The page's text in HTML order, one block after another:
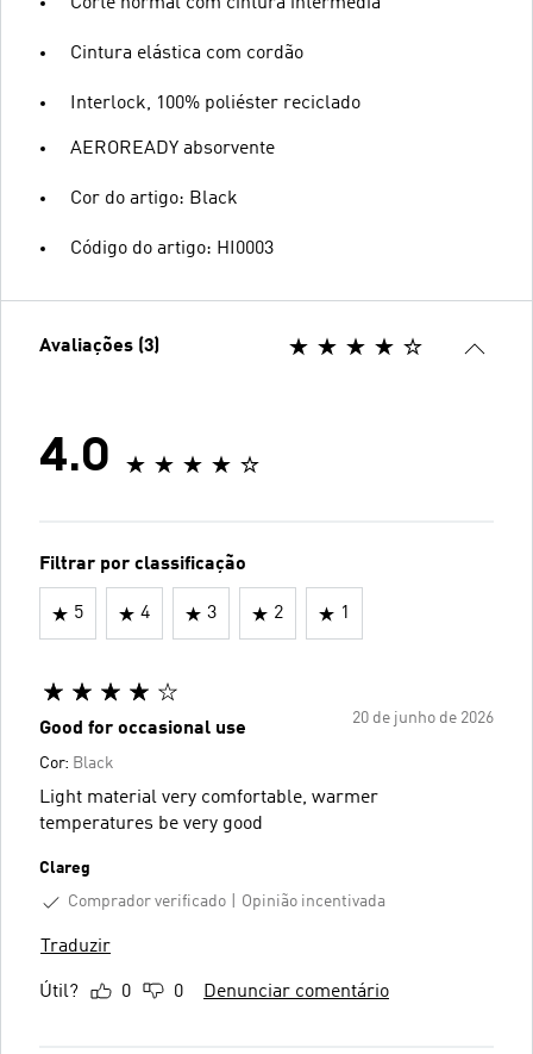
Cintura elástica com cordão
Interlock, 100% poliéster reciclado
AEROREADY absorvente
Cor do artigo: Black
Código do artigo: HI0003
Avaliações (3)
4.0
Filtrar por classificação
5 4 3 2 1
20 de junho de 2026
Good for occasional use
Cor: Black
Light material very comfortable, warmer
temperatures be very good
Clareg
Comprador verificado
Opinião incentivada
Traduzir
Útil? 0 0 Denunciar comentário